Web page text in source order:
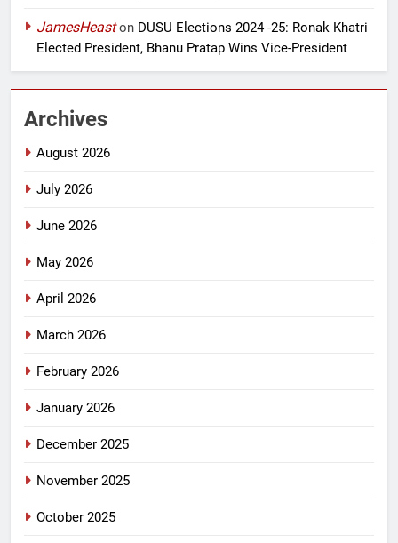
JamesHeaston DUSU Elections 2024 -25: Ronak Khatri
Elected President, Bhanu Pratap Wins Vice-President
Archives
August 2026
July 2026
June 2026
May 2026
April 2026
March 2026
February 2026
January 2026
December 2025
November 2025
October 2025